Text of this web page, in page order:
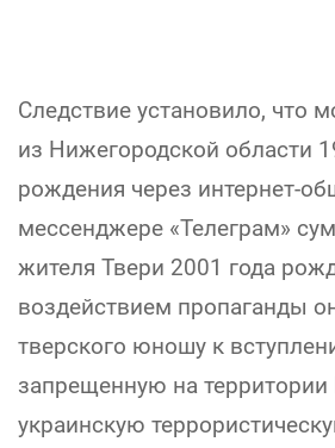
Следствие установило, что
из Нижегородской области
рождения через интернет-
мессенджере «Телеграм»
жителя Твери 2001 года
воздействием пропаганды
тверского юношу к
запрещенную на территории
украинскую